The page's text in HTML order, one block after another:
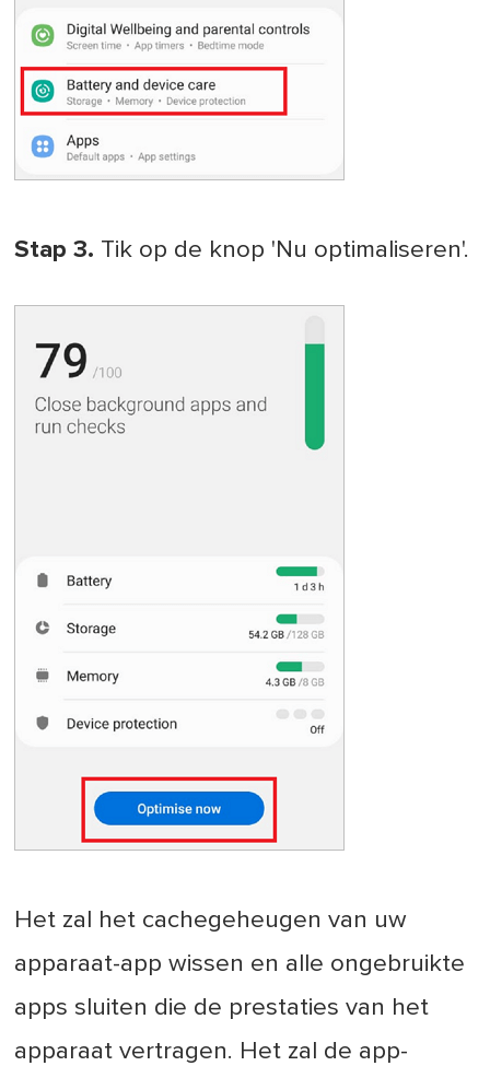
Stap 3. Tik op de knop 'Nu optimaliseren'.
Het zal het cachegeheugen van uw
apparaat-app wissen en alle ongebruikte
apps sluiten die de prestaties van het
apparaat vertragen. Het zal de app-